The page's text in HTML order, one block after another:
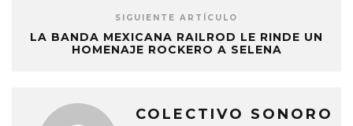
SIGUIENTE ARTÍCULO
LA BANDA MEXICANA RAILROD LE RINDE UN
HOMENAJE ROCKERO A SELENA
COLECTIVO SONORO